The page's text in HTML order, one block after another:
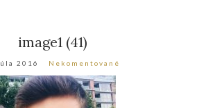
image1 (41)
2016 Nekomentované